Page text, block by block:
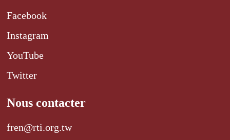
Facebook
Instagram
YouTube
Twitter
Nous contacter
fren@rti.org.tw